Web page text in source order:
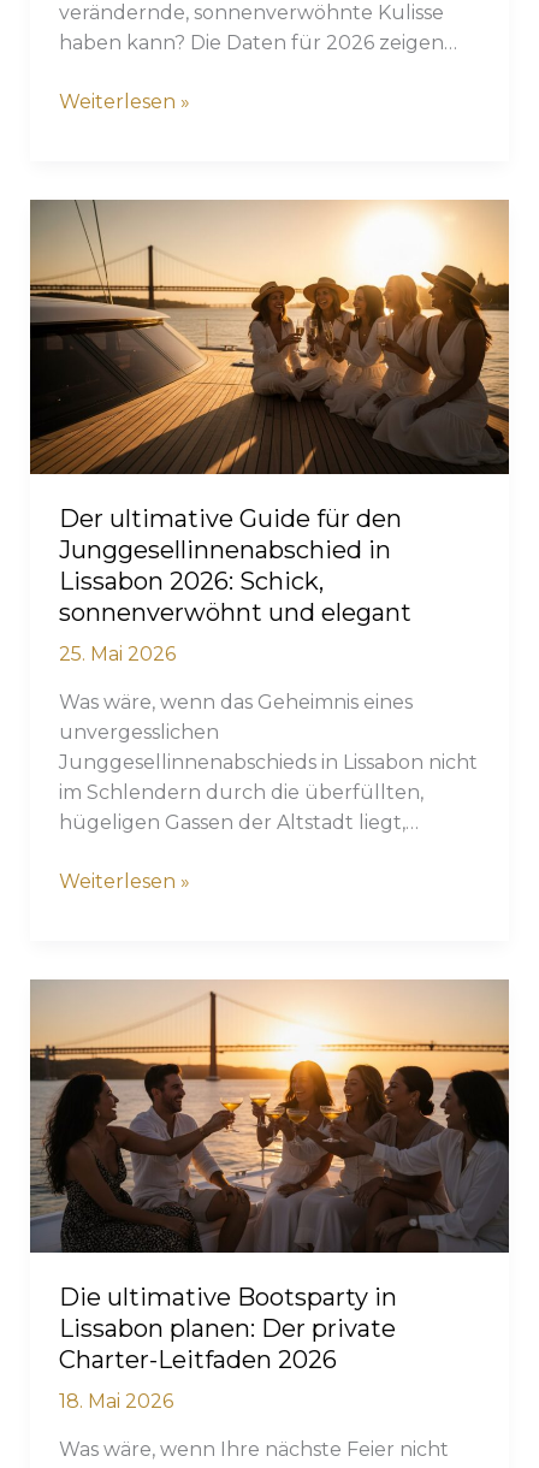
verändernde, sonnenverwöhnte Kulisse
haben kann? Die Daten für 2026 zeigen…
Der
eine
Bootshochzeit
in
Lissabon:
Einzigartige
Veranstaltungsorte
am
Tejo
Weiterlesen »
Der ultimative Guide für den
Junggesellinnenabschied in
Lissabon 2026: Schick,
sonnenverwöhnt und elegant
25. Mai 2026
Was wäre, wenn das Geheimnis eines
unvergesslichen
Junggesellinnenabschieds in Lissabon nicht
im Schlendern durch die überfüllten,
hügeligen Gassen der Altstadt liegt,…
Der
Junggesellinnenabschied
in
Lissabon
2026:
Schick,
sonnenverwöhnt
und
elegant
Weiterlesen »
Die ultimative Bootsparty in
Lissabon planen: Der private
Charter-Leitfaden 2026
18. Mai 2026
Was wäre, wenn Ihre nächste Feier nicht